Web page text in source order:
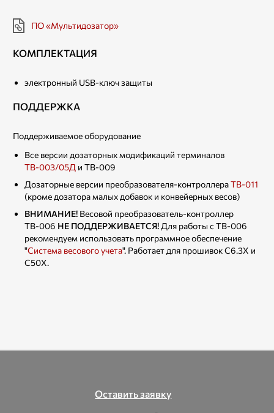
ПО «Мультидозатор»
КОМПЛЕКТАЦИЯ
электронный USB-ключ защиты
ПОДДЕРЖКА
Поддерживаемое оборудование
Все версии дозаторных модификаций терминалов
ТВ-003/05Д и ТВ-009
Дозаторные версии преобразователя-контроллераТВ-011
(кроме дозатора малых добавок и конвейерных весов)
ВНИМАНИЕ! Весовой преобразователь-контроллер
ТВ-006 НЕ ПОДДЕРЖИВАЕТСЯ! Для работы с ТВ-006
рекомендуем использовать программное обеспечение
"Система весового учета". Работает для прошивок С6.3X и
C50X.
Оставить заявку